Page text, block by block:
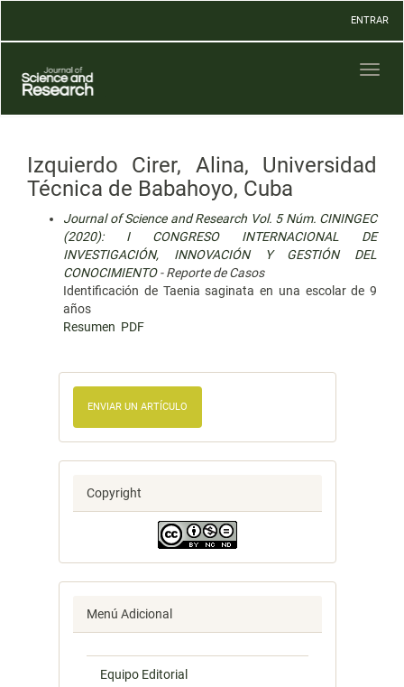
Contenido
Barra
lateral
ENTRAR
Izquierdo Cirer, Alina, Universidad
Técnica de Babahoyo, Cuba
Journal of Science and Research Vol. 5 Núm. CININGEC
(2020): I CONGRESO INTERNACIONAL DE
INVESTIGACIÓN, INNOVACIÓN Y GESTIÓN DEL
CONOCIMIENTO- Reporte de Casos
Identificación de Taenia saginata en una escolar de 9
años
Resumen PDF
ENVIAR UN ARTÍCULO
Copyright
Menú Adicional
Equipo Editorial